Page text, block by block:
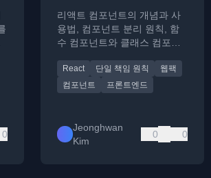
0
편2(컴포넌트편)
리액트 컴포넌트의 개념과 사
용법, 컴포넌트 분리 원칙, 함
수 컴포넌트와 클래스 컴포넌
심의 리액트 학습 가이드
React 단일 책임 원칙
웹팩
컴포넌트
프론트엔드
Jeonghwan
Kim
0 0